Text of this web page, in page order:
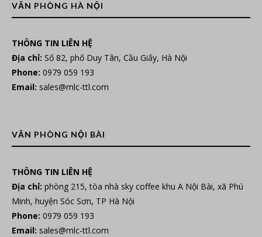
VĂN PHÒNG HÀ NỘI
THÔNG TIN LIÊN HỆ
Địa chỉ: Số 82, phố Duy Tân, Cầu Giấy, Hà Nội
Phone: 0979 059 193
Email: sales@mlc-ttl.com
VĂN PHÒNG NỘI BÀI
THÔNG TIN LIÊN HỆ
Địa chỉ: phòng 215, tòa nhà sky coffee khu A Nội Bài, xã Phú
Minh, huyện Sóc Sơn, TP Hà Nội
Phone: 0979 059 193
Email: sales@mlc-ttl.com